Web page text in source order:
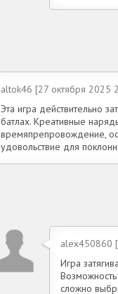
altok46 [27 октября 2025
Эта игра действительно
батлах. Креативные
времяпрепровождение,
удовольствие для
alex450860
Игра
сложно